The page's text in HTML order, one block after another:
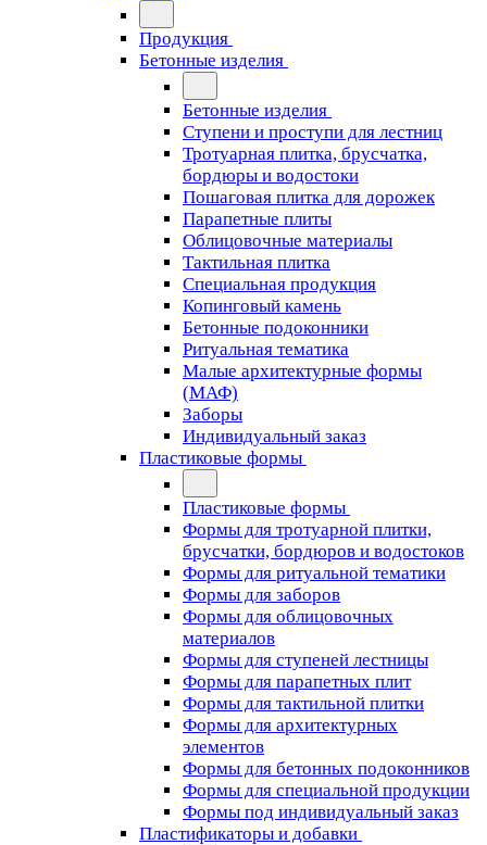
Продукция
Бетонные изделия
Бетонные изделия
Ступени и проступи для лестниц
Тротуарная плитка, брусчатка,
бордюры и водостоки
Пошаговая плитка для дорожек
Парапетные плиты
Облицовочные материалы
Тактильная плитка
Специальная продукция
Копинговый камень
Бетонные подоконники
Ритуальная тематика
Малые архитектурные формы
(МАФ)
Заборы
Индивидуальный заказ
Пластиковые формы
Пластиковые формы
Формы для тротуарной плитки,
брусчатки, бордюров и водостоков
Формы для ритуальной тематики
Формы для заборов
Формы для облицовочных
материалов
Формы для ступеней лестницы
Формы для парапетных плит
Формы для тактильной плитки
Формы для архитектурных
элементов
Формы для бетонных подоконников
Формы для специальной продукции
Формы под индивидуальный заказ
Пластификаторы и добавки